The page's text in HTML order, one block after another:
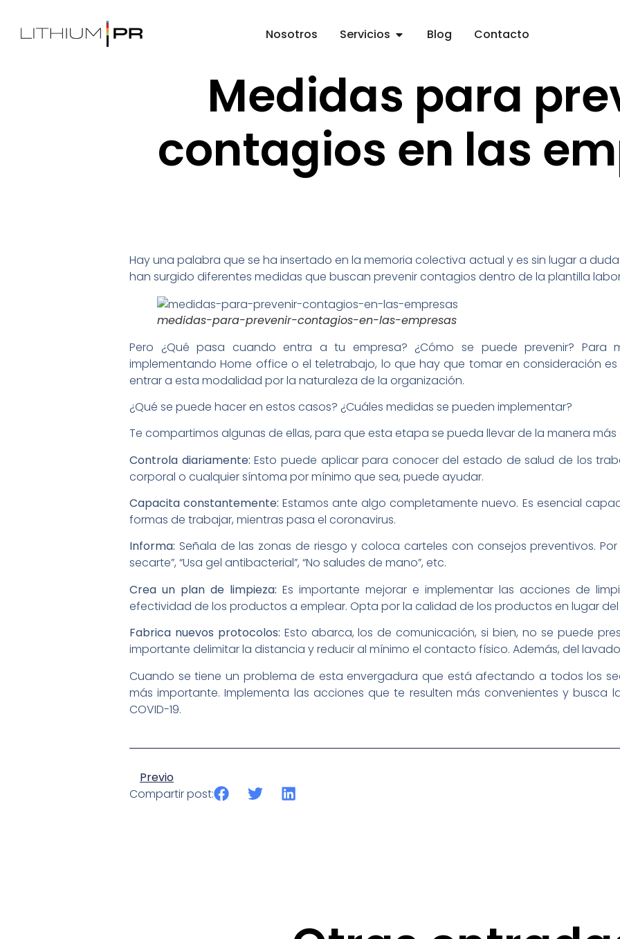
Nosotros Servicios Blog Contacto
Medidas para
contagios en las
Hay una palabra que se ha insertado en la memoria colectiva actual y es sin lugar a
han surgido diferentes medidas que buscan prevenir contagios dentro de la plantilla
medidas-para-prevenir-contagios-en-las-empresas
Pero ¿Qué pasa cuando entra a tu empresa? ¿Cómo se puede prevenir? Para
implementando Home office o el teletrabajo, lo que hay que tomar en consideración
entrar a esta modalidad por la naturaleza de la organización.
¿Qué se puede hacer en estos casos? ¿Cuáles medidas se pueden implementar?
Te compartimos algunas de ellas, para que esta etapa se pueda llevar de la manera más
Controla diariamente: Esto puede aplicar para conocer del estado de salud de los
corporal o cualquier síntoma por mínimo que sea, puede ayudar.
Capacita constantemente: Estamos ante algo completamente nuevo. Es esencial
formas de trabajar, mientras pasa el coronavirus.
Informa: Señala de las zonas de riesgo y coloca carteles con consejos preventivos.
secarte”, “Usa gel antibacterial”, “No saludes de mano”, etc.
Crea un plan de limpieza: Es importante mejorar e implementar las acciones de
efectividad de los productos a emplear. Opta por la calidad de los productos en lugar
Fabrica nuevos protocolos: Esto abarca, los de comunicación, si bien, no se puede
importante delimitar la distancia y reducir al mínimo el contacto físico. Además, del
Cuando se tiene un problema de esta envergadura que está afectando a todos los
más importante. Implementa las acciones que te resulten más convenientes y busca
COVID-19.
Previo
Compartir post: